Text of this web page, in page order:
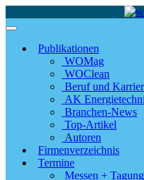
Publikationen
WOMag
WOClean
Beruf und
AK
Branchen-News
Top-Artikel
Autoren
Firmenverzeichnis
Termine
Messen +